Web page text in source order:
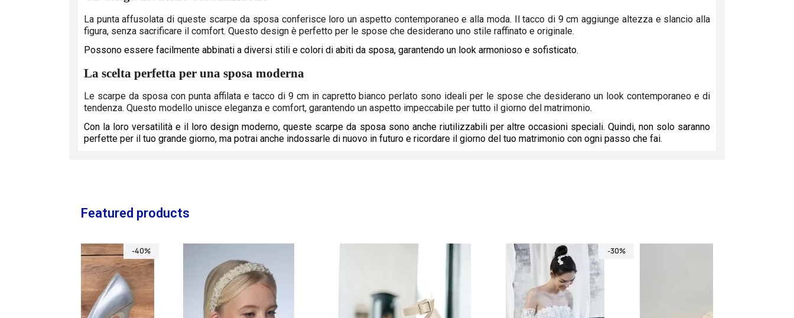
La punta affusolata di queste scarpe da sposa conferisce loro un aspetto contemporaneo e alla moda. Il tacco di 9 cm aggiunge altezza e slancio alla
figura, senza sacrificare il comfort. Questo design è perfetto per le spose che desiderano uno stile raffinato e originale.
Possono essere facilmente abbinati a diversi stili e colori di abiti da sposa, garantendo un look armonioso e sofisticato.
La scelta perfetta per una sposa moderna
Le scarpe da sposa con punta affilata e tacco di 9 cm in capretto bianco perlato sono ideali per le spose che desiderano un look contemporaneo e di
tendenza. Questo modello unisce eleganza e comfort, garantendo un aspetto impeccabile per tutto il giorno del matrimonio.
Con la loro versatilità e il loro design moderno, queste scarpe da sposa sono anche riutilizzabili per altre occasioni speciali. Quindi, non solo saranno
perfette per il tuo grande giorno, ma potrai anche indossarle di nuovo in futuro e ricordare il giorno del tuo matrimonio con ogni passo che fai.
Featured products
-40% -30%